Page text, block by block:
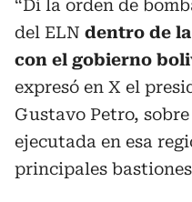
“Dí la orden de
del ELN dentro de
con el gobierno
expresó en X el
Gustavo Petro,
ejecutada en esa
principales